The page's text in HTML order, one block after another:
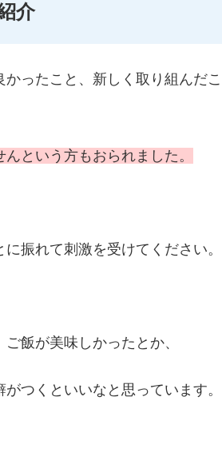
介
ったこと、新しく取り組んだ
という方もおられました。
振れて刺激を受けてください。
飯が美味しかったとか、
つくといいなと思っています。